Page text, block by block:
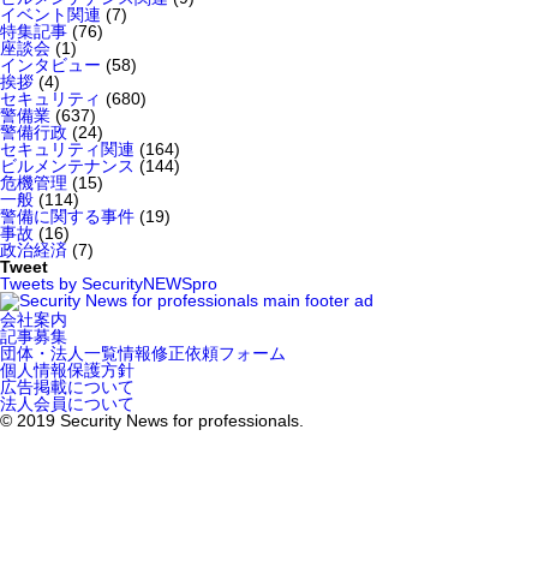
イベント関連 (7)
特集記事 (76)
座談会 (1)
インタビュー (58)
挨拶 (4)
セキュリティ (680)
警備業 (637)
警備行政 (24)
セキュリティ関連 (164)
ビルメンテナンス (144)
危機管理 (15)
一般 (114)
警備に関する事件 (19)
事故 (16)
政治経済 (7)
Tweet
Tweets by SecurityNEWSpro
会社案内
記事募集
団体・法人一覧情報修正依頼フォーム
個人情報保護方針
広告掲載について
法人会員について
© 2019 Security News for professionals.